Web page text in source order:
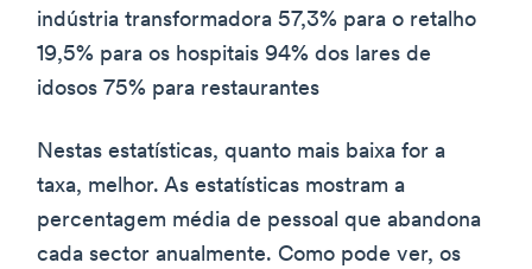
indústria transformadora 57,3% para o retalho
19,5% para os hospitais 94% dos lares de
idosos 75% para restaurantes
Nestas estatísticas, quanto mais baixa for a
taxa, melhor. As estatísticas mostram a
percentagem média de pessoal que abandona
cada sector anualmente. Como pode ver, os